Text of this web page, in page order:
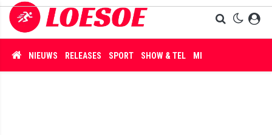
NIEUWS RELEASES SPORT SHOW & TEL MISDAAD